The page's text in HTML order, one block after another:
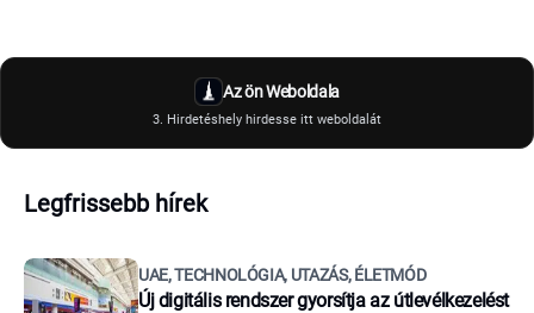
Az ön Weboldala
3. Hirdetéshely hirdesse itt weboldalát
Legfrissebb hírek
UAE, TECHNOLÓGIA, UTAZÁS, ÉLETMÓD
Új digitális rendszer gyorsítja az útlevélkezelést